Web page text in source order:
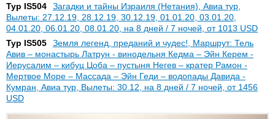
Тур IS504
Загадки и тайны Израиля (Нетания), Авиа тур,
Вылеты: 27.12.19, 28.12.19, 30.12.19, 01.01.20, 03.01.20,
04.01.20, 06.01.20, 08.01.20, на 8 дней / 7 ночей, от 1013 USD
Тур IS505
Земля легенд, преданий и чудес!, Маршрут: Тель
Авив – монастырь Латрун - винодельня Кедма – Эйн Керем -
Иерусалим – кибуц Цоба – пустыня Негев – кратер Рамон -
Мертвое Море – Массада – Эйн Геди – водопады Давида -
Кумран, Авиа тур, Вылеты: 30.12, на 8 дней / 7 ночей, от 1456
USD